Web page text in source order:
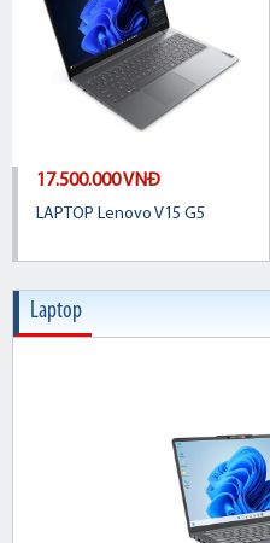
17.500.000 VNĐ
LAPTOP Lenovo V15 G5
Laptop